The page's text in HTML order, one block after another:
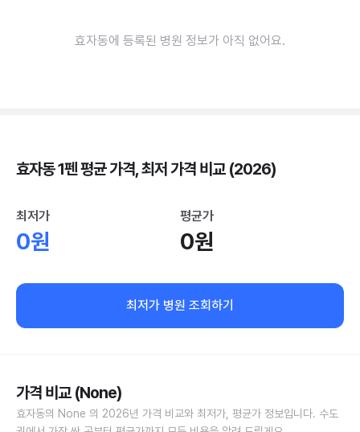
효자동에 등록된 병원 정보가 아직 없어요.
효자동 1펜 평균 가격, 최저 가격 비교 (2026)
최저가
0원
평균가
0원
최저가 병원 조회하기
가격 비교 (None)
효자동의 None 의 2026년 가격 비교와 최저가, 평균가 정보입니다. 수도